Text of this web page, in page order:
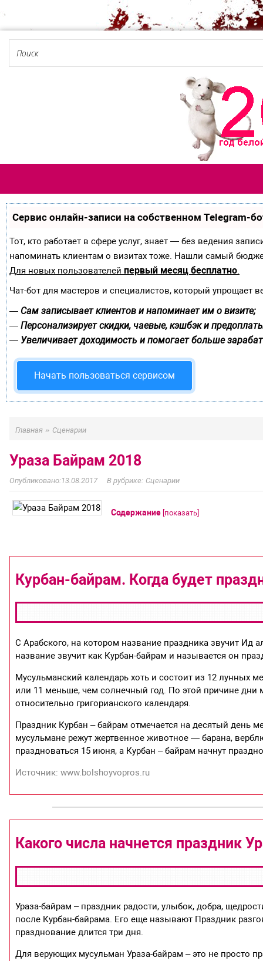
Сервис онлайн-записи на собственном Telegram-
Тот, кто работает в сфере услуг, знает — без ведения
напоминать клиентам о визитах тоже. Нашли самый
Для новых пользователей первый месяц бесплатно.
Чат-бот для мастеров и специалистов, который упрощает
— Сам записывает клиентов и напоминает им о визите;
— Персонализирует скидки, чаевые, кэшбэк и
— Увеличивает доходимость и помогает больше
Начать пользоваться сервисом
Главная » Сценарии
Ураза Байрам 2018
13.08.2017 Сценарии
Содержание [показать]
Курбан-байрам. Когда будет
С Арабского, на котором название праздника звучит Ид
название звучит как Курбан-байрам и называется он
Мусульманский календарь хоть и состоит из 12 лунных
или 11 меньше, чем солнечный год. По этой причине дни
относительно григорианского календаря.
Праздник Курбан – байрам отмечается на десятый день
мусульмане режут жертвенное животное — барана,
праздноваться 15 июня, а Курбан – байрам начнут
Источник: www.bolshoyvopros.ru
Какого числа начнется праздник
Ураза-байрам – праздник радости, улыбок, добра,
после Курбан-байрама. Его еще называют Праздник
празднование длится три дня.
Для верующих мусульман Ураза-байрам – это не просто